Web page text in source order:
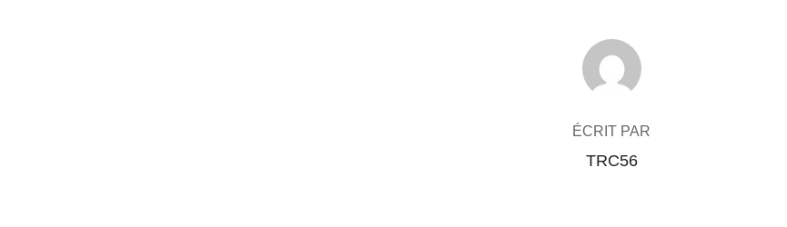
AUTEUR DE LA PUBLICATION
ÉCRIT PAR
TRC56